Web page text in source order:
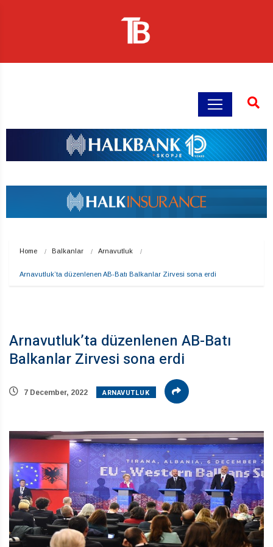
Home Balkanlar Arnavutluk
Arnavutluk’ta düzenlenen AB-Batı Balkanlar Zirvesi sona erdi
Arnavutluk’ta düzenlenen AB-Batı
Balkanlar Zirvesi sona erdi
7 December, 2022 ARNAVUTLUK